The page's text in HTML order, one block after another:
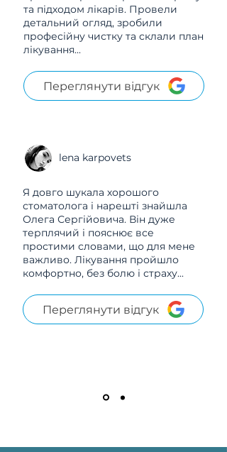
та підходом лікарів. Провели
детальний огляд, зробили
професійну чистку та склали план
лікування...
Переглянути відгук
lena karpovets
Я довго шукала хорошого
стоматолога і нарешті знайшла
Олега Сергійовича. Він дуже
терплячий і пояснює все
простими словами, що для мене
важливо. Лікування пройшло
комфортно, без болю і страху...
Переглянути відгук